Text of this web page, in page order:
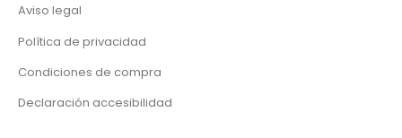
Aviso legal
Política de privacidad
Condiciones de compra
Declaración accesibilidad